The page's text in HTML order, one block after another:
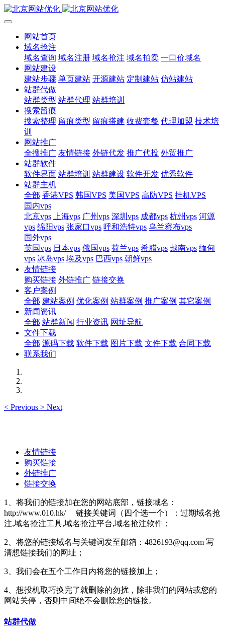
网站首页
域名抢注
域名查询 域名注册 域名抢注 域名拍卖 一口价域名
网站建设
建站步骤 单页建站 开源建站 定制建站 仿站建站
站群代做
站群类型 站群代理 站群培训
搜索留痕
搜索整理 留痕类型 留痕搭建 收费套餐 代理加盟 技术培
训
网站推广
全搜推广 友情链接 外链代发 推广代投 外贸推广
站群软件
软件界面 站群培训 站群建设 软件开发 优秀软件
站群主机
全部 香港VPS 韩国VPS 美国VPS 高防VPS 挂机VPS
国内vps
北京vps
上海vps 广州vps 深圳vps 成都vps 杭州vps 河源
vps 绵阳vps 张家口vps 呼和浩特vps 乌兰察布vps
国外vps
英国vps 日本vps 俄国vps 荷兰vps 希腊vps 越南vps 缅甸
vps 冰岛vps 埃及vps 巴西vps 朝鲜vps
友情链接
购买链接 外链推广 链接交换
客户案例
全部 建站案例 优化案例 站群案例 推广案例 其它案例
新闻资讯
全部 站群新闻 行业资讯 网址导航
文件下载
全部 源码下载 软件下载 图片下载 文件下载 合同下载
联系我们
< Previous > Next
友情链接
购买链接
外链推广
链接交换
1、将我们的链接加在您的网站底部，链接域名：
http://www.010.hk/ 链接关键词（四个选一个）：过期域名抢
注,域名抢注工具,域名抢注平台,域名抢注软件；
2、将您的链接域名与关键词发至邮箱：4826193@qq.com 写
清想链接我们的网址；
3、我们会在五个工作日内将您的链接加上；
4、想投机取巧换完了就删除的勿扰，除非我们的网站或您的
网站关停，否则中间绝不会删除您的链接。
站群代做